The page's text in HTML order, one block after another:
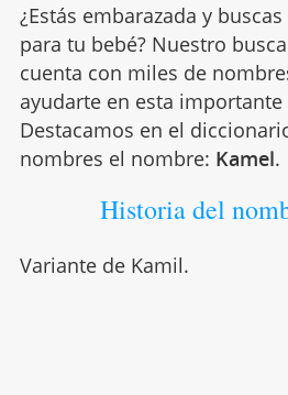
¿Estás embarazada y
para tu bebé? Nuestro
cuenta con miles de
ayudarte en esta importante
Destacamos en el
nombres el nombre: Kamel.
Historia del
Variante de Kamil.